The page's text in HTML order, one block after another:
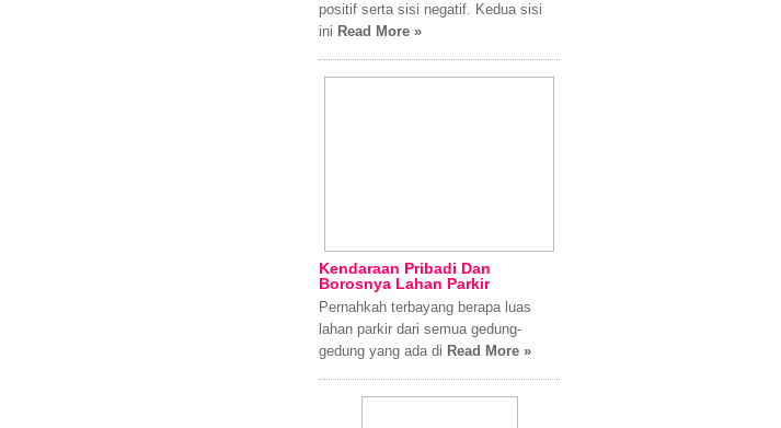
positif serta sisi negatif. Kedua sisi
ini Read More »
Kendaraan Pribadi Dan
Borosnya Lahan Parkir
Pernahkah terbayang berapa luas
lahan parkir dari semua gedung-
gedung yang ada di Read More »